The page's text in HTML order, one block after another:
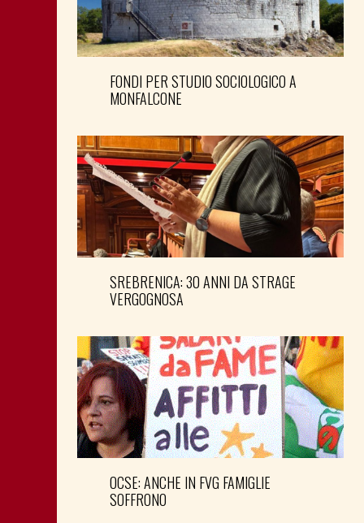
FONDI PER STUDIO SOCIOLOGICO A
MONFALCONE
SREBRENICA: 30 ANNI DA STRAGE
VERGOGNOSA
OCSE: ANCHE IN FVG FAMIGLIE
SOFFRONO